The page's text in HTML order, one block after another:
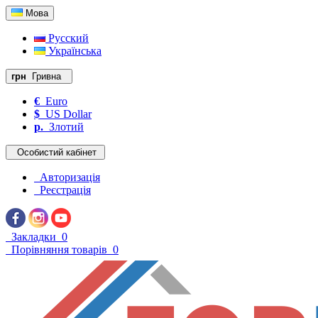
Мова
Русский
Українська
грн Гривна
€ Euro
$ US Dollar
р. Злотий
Особистий кабінет
Авторизація
Реєстрація
Закладки 0
Порівняння товарів 0